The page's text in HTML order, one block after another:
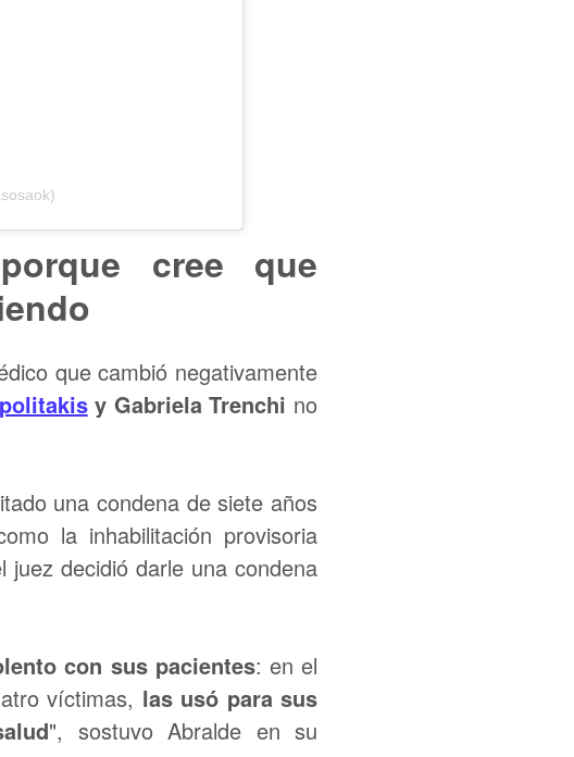
cree que
que cambió negativamente
y Gabriela Trenchi no
una condena de siete años
la inhabilitación provisoria
decidió darle una condena
con sus pacientes: en el
víctimas, las usó para sus
", sostuvo Abralde en su